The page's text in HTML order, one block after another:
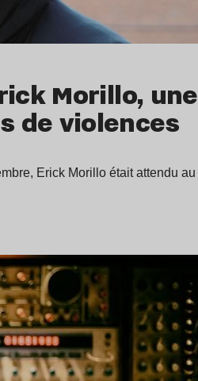
Morillo, une
de violences
Erick Morillo était attendu au